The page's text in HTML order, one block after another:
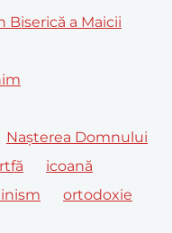
Biserică a Maicii
Nașterea Domnului
icoană
ortodoxie